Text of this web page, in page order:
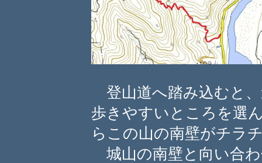
登山道へ踏み込むと
歩きやすいところを選
らこの山の南壁がチラ
城山の南壁と向い合